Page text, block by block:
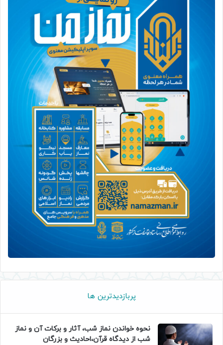
پربازدیدترین ها
نحوه خواندن نماز شب، آثار و برکات آن و نماز
شب از دیدگاه قرآن،احادیث و بزرگان